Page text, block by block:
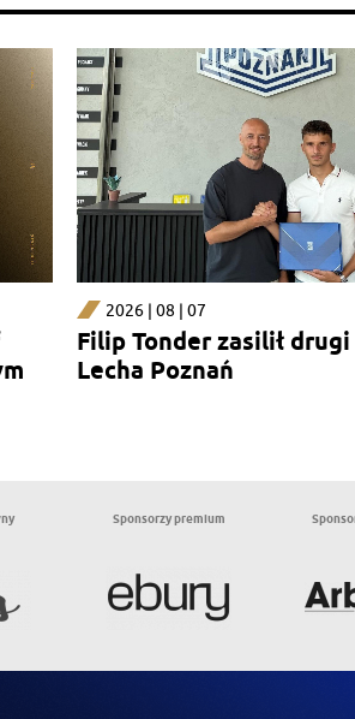
2026 | 08 | 07
Filip Tonder zasilił drugi
Lecha Poznań
Sponsorzy premium